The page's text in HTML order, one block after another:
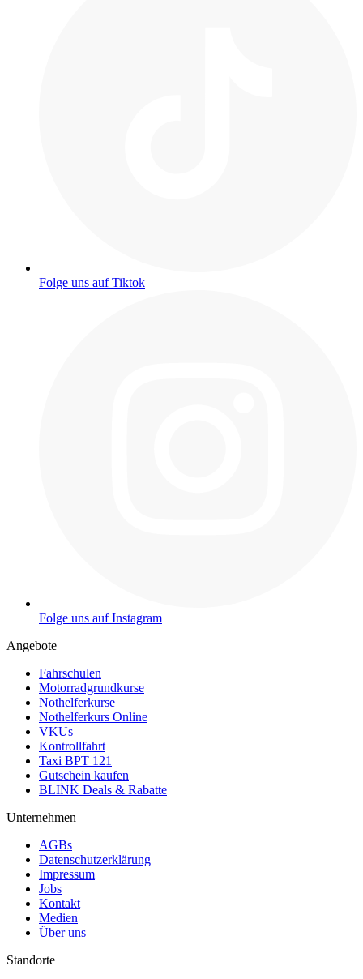
Folge uns auf Tiktok
Folge uns auf Instagram
Angebote
Fahrschulen
Motorradgrundkurse
Nothelferkurse
Nothelferkurs Online
VKUs
Kontrollfahrt
Taxi BPT 121
Gutschein kaufen
BLINK Deals & Rabatte
Unternehmen
AGBs
Datenschutzerklärung
Impressum
Jobs
Kontakt
Medien
Über uns
Standorte